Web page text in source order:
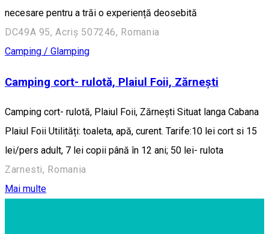
necesare pentru a trăi o experiență deosebită
DC49A 95, Acriș 507246, Romania
Camping / Glamping
Camping cort- rulotă, Plaiul Foii, Zărnești
Camping cort- rulotă, Plaiul Foii, Zărnești Situat langa Cabana
Plaiul Foii Utilități: toaleta, apă, curent. Tarife:10 lei cort si 15
lei/pers adult, 7 lei copii până în 12 ani; 50 lei- rulota
Zarnesti, Romania
Mai multe